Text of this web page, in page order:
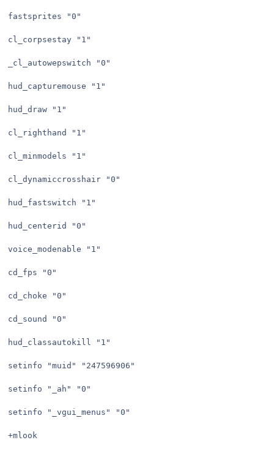
fastsprites "0"
cl_corpsestay "1"
_cl_autowepswitch "0"
hud_capturemouse "1"
hud_draw "1"
cl_righthand "1"
cl_minmodels "1"
cl_dynamiccrosshair "0"
hud_fastswitch "1"
hud_centerid "0"
voice_modenable "1"
cd_fps "0"
cd_choke "0"
cd_sound "0"
hud_classautokill "1"
setinfo "muid" "247596906"
setinfo "_ah" "0"
setinfo "_vgui_menus" "0"
+mlook